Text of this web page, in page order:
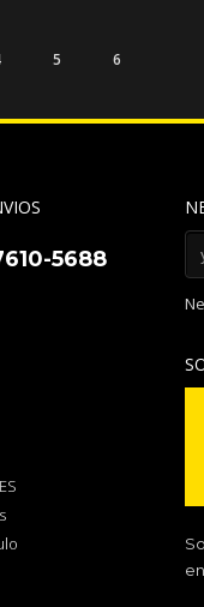
5 6
5688